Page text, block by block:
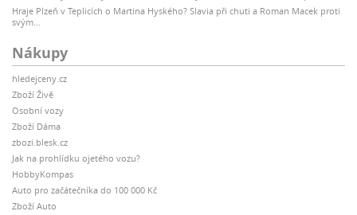
Hraje Plzeň v Teplicích o Martina Hyského? Slavia při chuti a Roman Macek proti
svým…
Nákupy
hledejceny.cz
Zboží Živě
Osobní vozy
Zboží Dáma
zbozi.blesk.cz
Jak na prohlídku ojetého vozu?
HobbyKompas
Auto pro začátečníka do 100 000 Kč
Zboží Auto